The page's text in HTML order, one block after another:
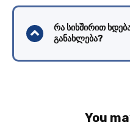
რა სიხშირით
განახლება?
You